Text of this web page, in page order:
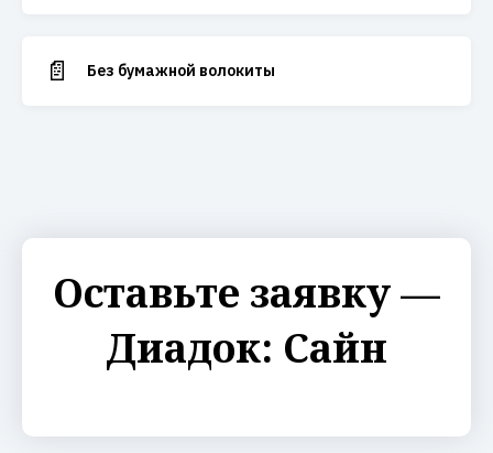
📄 Без бумажной волокиты
Оставьте заявку —
Диадок: Сайн